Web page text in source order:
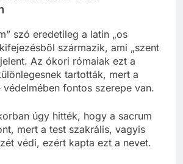
szó eredetileg a latin „os
származik, ami „szent
Az ókori rómaiak ezt a
tartották, mert a
védelmében fontos szerepe van.
úgy hitték, hogy a sacrum
mert a test szakrális, vagyis
védi, ezért kapta ezt a nevet.